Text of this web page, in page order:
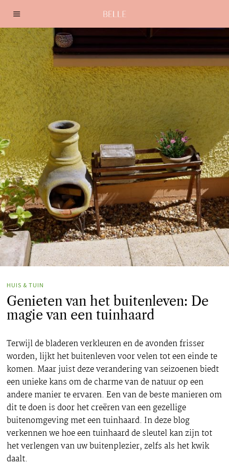
HUIS & TUIN
Genieten van het buitenleven: De
magie van een tuinhaard
Terwijl de bladeren verkleuren en de avonden frisser
worden, lijkt het buitenleven voor velen tot een einde te
komen. Maar juist deze verandering van seizoenen biedt
een unieke kans om de charme van de natuur op een
andere manier te ervaren. Een van de beste manieren om
dit te doen is door het creëren van een gezellige
buitenomgeving met een tuinhaard. In deze blog
verkennen we hoe een tuinhaard de sleutel kan zijn tot
het verlengen van uw buitenplezier, zelfs als het kwik
daalt.